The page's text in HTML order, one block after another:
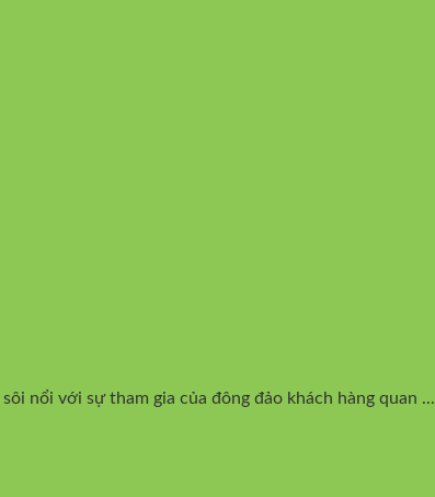
nổi với sự tham gia của đông đảo khách hàng quan ...